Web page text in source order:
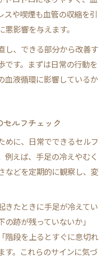
スや喫煙も血管の収縮を引
影響を与えます。
し、できる部分から改善す
です。まずは日常の行動を
血液循環に影響しているか
ルフチェック
めに、日常でできるセルフ
例えば、手足の冷えやむく
などを定期的に観察し、変
きたときに手足が冷えてい
跡が残っていないか」
階段を上るとすぐに息切れ
す。これらのサインに気づ